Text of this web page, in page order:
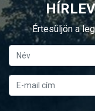
Értesüljön a